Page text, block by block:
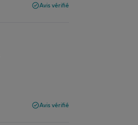
Avis vérifié
Avis vérifié